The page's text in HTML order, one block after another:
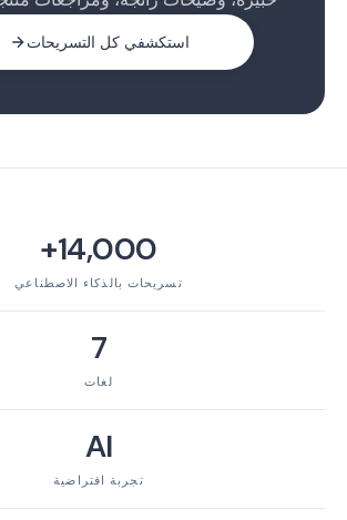
استكشفي كل التسريحات
14,000+
تسريحات بالذكاء الاصطناعي
7
لغات
AI
تجربة افتراضية